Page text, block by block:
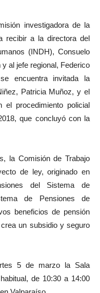
investigadora de la
recibir a la directora del
(INDH), Consuelo
al jefe regional, Federico
encuentra invitada la
Patricia Muñoz, y el
el procedimiento policial
que concluyó con la
la Comisión de Trabajo
de ley, originado en
del Sistema de
de Pensiones de
beneficios de pensión
un subsidio y seguro
5 de marzo la Sala
de 10:30 a 14:00